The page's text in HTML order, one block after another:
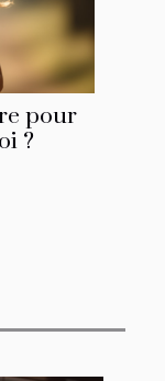
pour
?